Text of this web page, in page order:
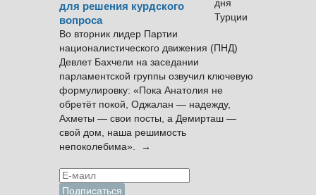
для решения курдского
вопроса
Во вторник лидер Партии
националистического движения (ПНД)
Девлет Бахчели на заседании
парламентской группы озвучил ключевую
формулировку: «Пока Анатолия не
обретёт покой, Оджалан — надежду,
Ахметы — свои посты, а Демирташ —
свой дом, наша решимость
непоколебима». →